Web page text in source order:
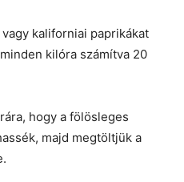
kaliforniai paprikákat
kilóra számítva 20
hogy a fölösleges
majd megtöltjük a